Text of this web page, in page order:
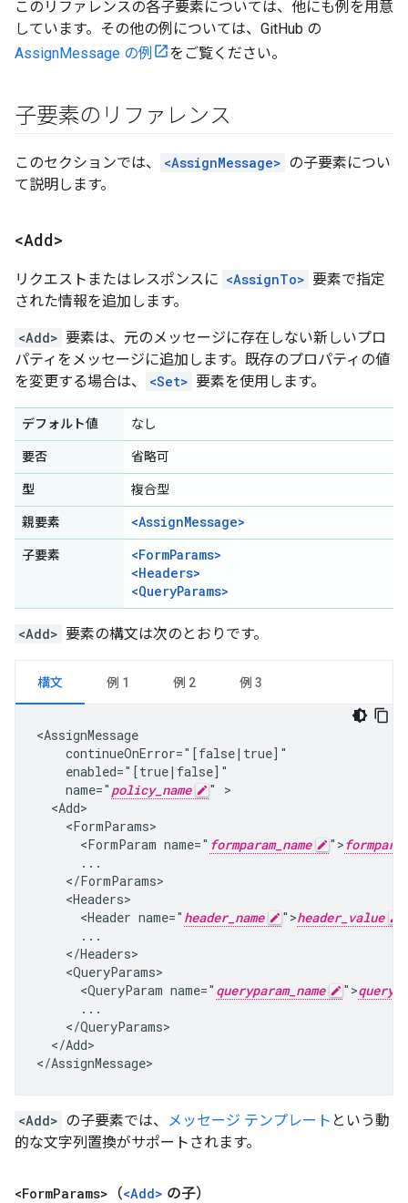
このリファレンスの各子要素については、他にも例を用意
しています。その他の例については、GitHub の
AssignMessage の例
をご覧ください。
子要素のリファレンス
このセクションでは、 <AssignMessage> の子要素につい
て説明します。
<Add>
リクエストまたはレスポンスに <AssignTo> 要素で指定
された情報を追加します。
<Add> 要素は、元のメッセージに存在しない新しいプロ
パティをメッセージに追加します。 既存のプロパティの値
を変更する場合は、
<Set> 要素を使用します。
デフォルト値 なし
要否 省略可
型 複合型
親要素 <AssignMessage>
子要素
<FormParams>
<Headers>
<QueryParams>
<Add> 要素の構文は次のとおりです。
構文 例 1 例 2 例 3
<AssignMessage
    continueOnError="[false|true]"
    enabled="[true|false]"
    name="
policy_name
" >
  <Add>
    <FormParams>
      <FormParam name="
formparam_name ">
      ...
    </FormParams>
    <Headers>
      <Header name="
header_name ">header_value
      ...
    </Headers>
    <QueryParams>
      <QueryParam name="
queryparam_name ">
      ...
    </QueryParams>
  </Add>
</AssignMessage>
<Add> の子要素では、 メッセージ テンプレート という動
的な文字列置換がサポートされます。
<FormParams> （<Add> の子）